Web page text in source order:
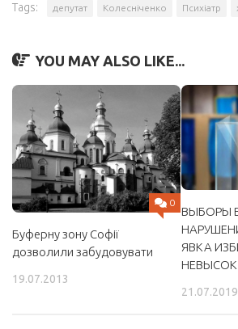
Tags: депутат Колесніченко Психіатр
YOU MAY ALSO LIKE...
0
Буферну зону Софії
дозволили забудовувати
19.07.2013
ВЫБОРЫ
ЯВКА
21.07.2019